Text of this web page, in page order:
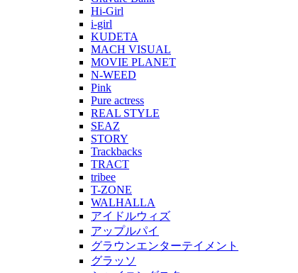
Hi-Girl
i-girl
KUDETA
MACH VISUAL
MOVIE PLANET
N-WEED
Pink
Pure actress
REAL STYLE
SEAZ
STORY
Trackbacks
TRACT
tribee
T-ZONE
WALHALLA
アイドルウィズ
アップルパイ
グラウンエンターテイメント
グラッソ